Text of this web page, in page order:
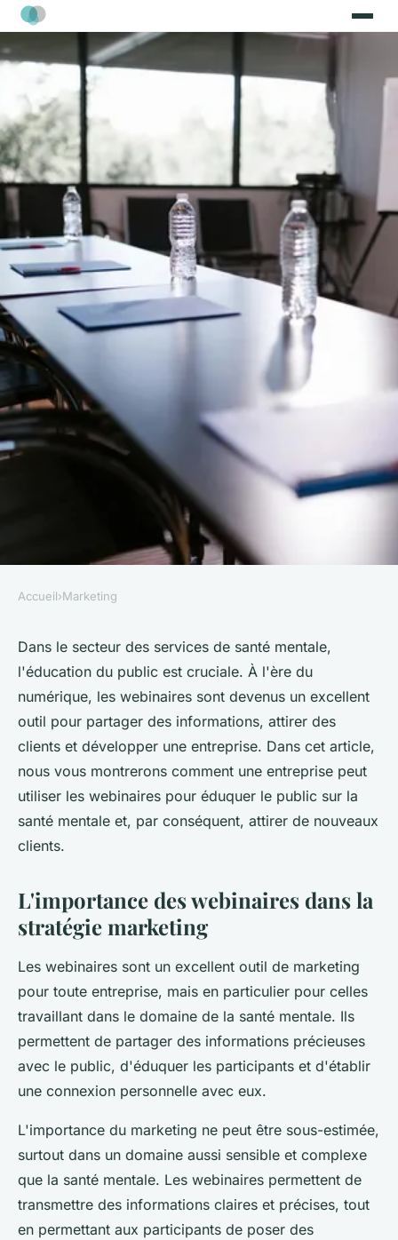
Comment une entreprise de
services de santé mentale
peut-elle utiliser les
webinaires pour éduquer et
attirer des clients?
Accueil›Marketing
Dans le secteur des services de santé mentale,
l'éducation du public est cruciale. À l'ère du
numérique, les webinaires sont devenus un excellent
outil pour partager des informations, attirer des
clients et développer une entreprise. Dans cet article,
nous vous montrerons comment une entreprise peut
utiliser les webinaires pour éduquer le public sur la
santé mentale et, par conséquent, attirer de nouveaux
clients.
L'importance des webinaires dans la
stratégie marketing
Les webinaires sont un excellent outil de marketing
pour toute entreprise, mais en particulier pour celles
travaillant dans le domaine de la santé mentale. Ils
permettent de partager des informations précieuses
avec le public, d'éduquer les participants et d'établir
une connexion personnelle avec eux.
L'importance du marketing ne peut être sous-estimée,
surtout dans un domaine aussi sensible et complexe
que la santé mentale. Les webinaires permettent de
transmettre des informations claires et précises, tout
en permettant aux participants de poser des